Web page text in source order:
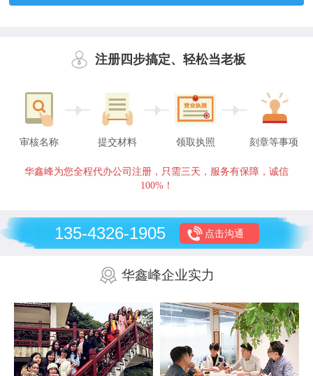
注册四步搞定、轻松当老板
审核名称 提交材料 领取执照 刻章等事项
华鑫峰为您全程代办公司注册，只需三天，服务有保障，诚信
100%！
135-4326-1905 点击沟通
华鑫峰企业实力